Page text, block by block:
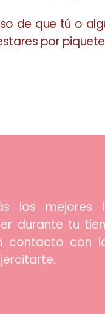
de que tú o
por
los mejores
durante tu
contacto con